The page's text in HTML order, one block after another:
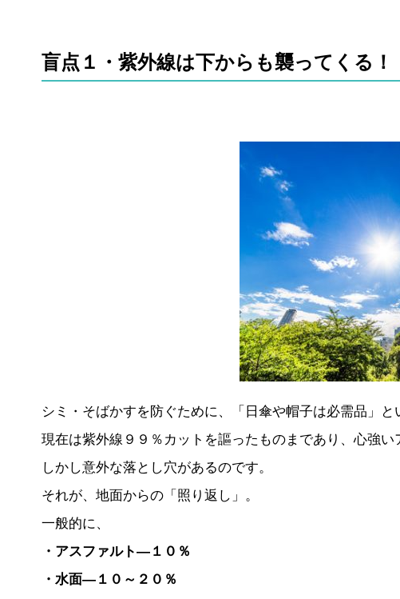
盲点１・紫外線は下からも襲ってくる！
シミ・そばかすを防ぐために、「日傘や帽子は必需品」と
現在は紫外線９９％カットを謳ったものまであり、心強い
しかし意外な落とし穴があるのです。
それが、地面からの「照り返し」。
一般的に、
・アスファルト―１０％
・水面―１０～２０％